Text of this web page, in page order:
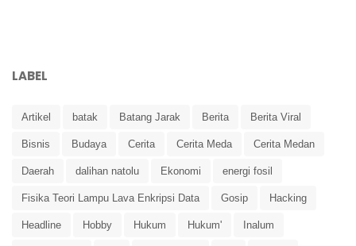
LABEL
Artikel batak Batang Jarak Berita Berita Viral
Bisnis Budaya Cerita Cerita Meda Cerita Medan
Daerah dalihan natolu Ekonomi energi fosil
Fisika Teori Lampu Lava Enkripsi Data Gosip Hacking
Headline Hobby Hukum Hukum' Inalum